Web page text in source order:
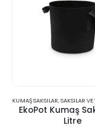
KUMAŞ SAKSILAR,SAKSILAR VE
EkoPot Kumaş
Litre